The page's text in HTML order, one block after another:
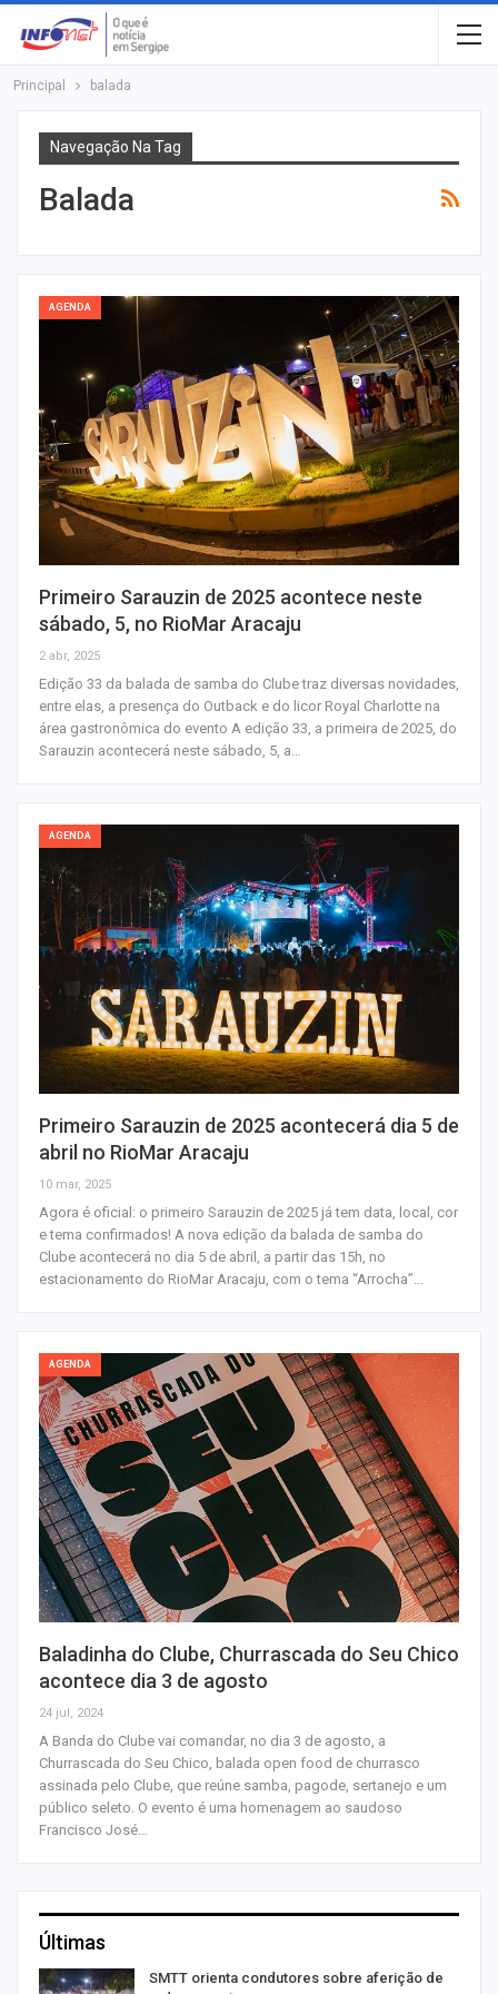
Principal balada
Navegação Na Tag
Balada
AGENDA
Primeiro Sarauzin de 2025 acontece neste
sábado, 5, no RioMar Aracaju
2 abr, 2025
Edição 33 da balada de samba do Clube traz diversas novidades,
entre elas, a presença do Outback e do licor Royal Charlotte na
área gastronômica do evento A edição 33, a primeira de 2025, do
Sarauzin acontecerá neste sábado, 5, a…
AGENDA
Primeiro Sarauzin de 2025 acontecerá dia 5 de
abril no RioMar Aracaju
10 mar, 2025
Agora é oficial: o primeiro Sarauzin de 2025 já tem data, local, cor
e tema confirmados! A nova edição da balada de samba do
Clube acontecerá no dia 5 de abril, a partir das 15h, no
estacionamento do RioMar Aracaju, com o tema “Arrocha”…
AGENDA
Baladinha do Clube, Churrascada do Seu Chico
acontece dia 3 de agosto
24 jul, 2024
A Banda do Clube vai comandar, no dia 3 de agosto, a
Churrascada do Seu Chico, balada open food de churrasco
assinada pelo Clube, que reúne samba, pagode, sertanejo e um
público seleto. O evento é uma homenagem ao saudoso
Francisco José…
Últimas
SMTT orienta condutores sobre aferição de